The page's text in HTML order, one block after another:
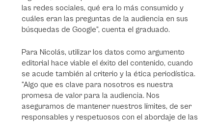
las redes sociales, qué era lo más consumido y
cuáles eran las preguntas de la audiencia en sus
búsquedas de Google”, cuenta el graduado.
Para Nicolás, utilizar los datos como argumento
editorial hace viable el éxito del contenido, cuando
se acude también al criterio y la ética periodística.
“Algo que es clave para nosotros es nuestra
promesa de valor para la audiencia. Nos
aseguramos de mantener nuestros límites, de ser
responsables y respetuosos con el abordaje de las